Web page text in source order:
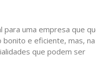
para uma empresa que
e eficiente, mas,
que podem ser